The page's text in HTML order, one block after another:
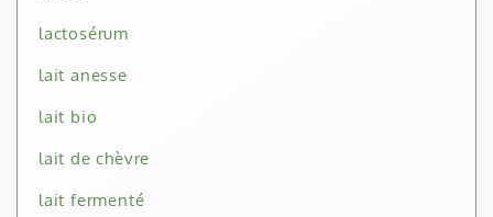
lactosérum
lait anesse
lait bio
lait de chèvre
lait fermenté